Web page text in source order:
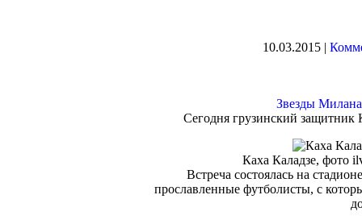
10.03.2015 |
Звезды
Сегодня грузинский защитник
Каха Каладзе, фото
Встреча состоялась на
прославленные футболисты, с